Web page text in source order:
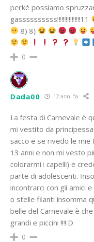
perké possiamo
gassssssssss!!!!!!!!!!!!!!!!11
8) 8)
0
Dada00 12 anni fa
La festa di Carnevale è
mi vestito da
sacco e se rivedo le
13 anni e non mi vesto
colorarmi i capelli) e
parte di adolescenti.
incontrarci con gli amici
o stelle filanti insomma
belle del Carnevale è
grandi e piccini !!!!:D
0